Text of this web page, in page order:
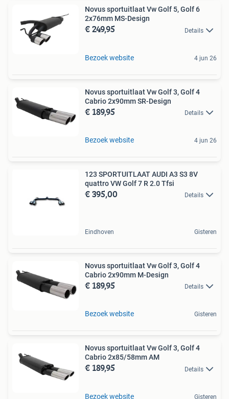
Novus sportuitlaat Vw Golf 5, Golf 6
2x76mm MS-Design
€ 249,95 Details
Bezoek website 4 jun 26
Novus sportuitlaat Vw Golf 3, Golf 4
Cabrio 2x90mm SR-Design
€ 189,95 Details
Bezoek website 4 jun 26
123 SPORTUITLAAT AUDI A3 S3 8V
quattro VW Golf 7 R 2.0 Tfsi
€ 395,00 Details
Eindhoven Gisteren
Novus sportuitlaat Vw Golf 3, Golf 4
Cabrio 2x90mm M-Design
€ 189,95 Details
Bezoek website Gisteren
Novus sportuitlaat Vw Golf 3, Golf 4
Cabrio 2x85/58mm AM
€ 189,95 Details
Bezoek website Gisteren